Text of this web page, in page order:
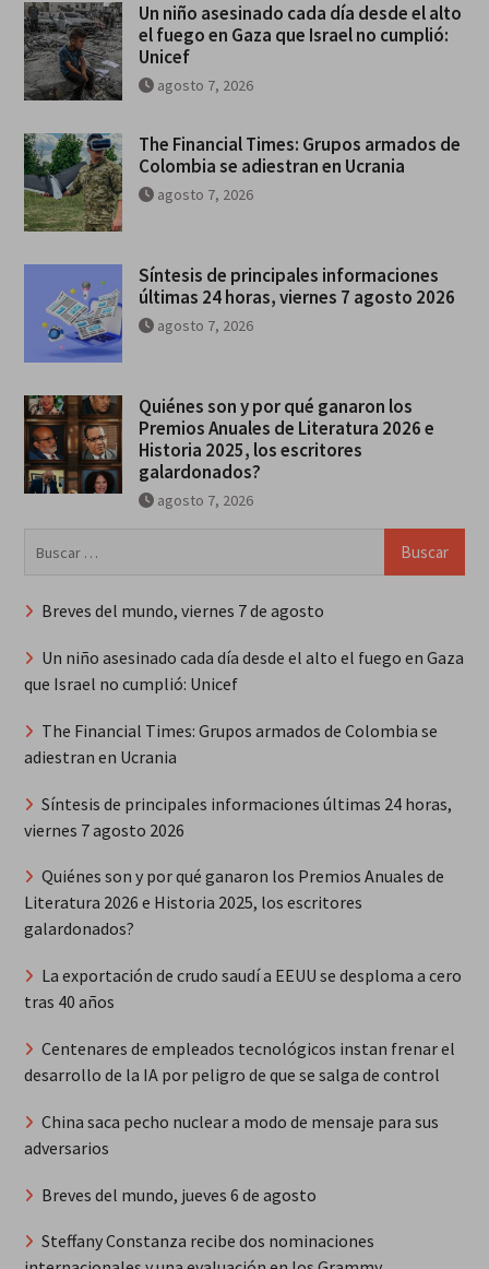
Un niño asesinado cada día desde el alto
el fuego en Gaza que Israel no cumplió:
Unicef
agosto 7, 2026
The Financial Times: Grupos armados de
Colombia se adiestran en Ucrania
agosto 7, 2026
Síntesis de principales informaciones
últimas 24 horas, viernes 7 agosto 2026
agosto 7, 2026
Quiénes son y por qué ganaron los
Premios Anuales de Literatura 2026 e
Historia 2025, los escritores
galardonados?
agosto 7, 2026
Breves del mundo, viernes 7 de agosto
Un niño asesinado cada día desde el alto el fuego en Gaza
que Israel no cumplió: Unicef
The Financial Times: Grupos armados de Colombia se
adiestran en Ucrania
Síntesis de principales informaciones últimas 24 horas,
viernes 7 agosto 2026
Quiénes son y por qué ganaron los Premios Anuales de
Literatura 2026 e Historia 2025, los escritores
galardonados?
La exportación de crudo saudí a EEUU se desploma a cero
tras 40 años
Centenares de empleados tecnológicos instan frenar el
desarrollo de la IA por peligro de que se salga de control
China saca pecho nuclear a modo de mensaje para sus
adversarios
Breves del mundo, jueves 6 de agosto
Steffany Constanza recibe dos nominaciones